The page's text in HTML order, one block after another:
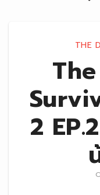
THE
2